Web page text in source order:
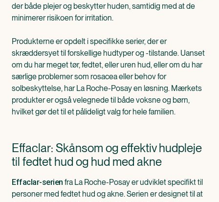
der både plejer og beskytter huden, samtidig med at de
minimerer risikoen for irritation.
Produkterne er opdelt i specifikke serier, der er
skræddersyet til forskellige hudtyper og -tilstande. Uanset
om du har meget tør, fedtet, eller uren hud, eller om du har
særlige problemer som rosacea eller behov for
solbeskyttelse, har La Roche-Posay en løsning. Mærkets
produkter er også velegnede til både voksne og børn,
hvilket gør det til et pålideligt valg for hele familien.
Effaclar: Skånsom og effektiv hudpleje
til fedtet hud og hud med akne
Effaclar-serien fra La Roche-Posay er udviklet specifikt til
personer med fedtet hud og akne. Serien er designet til at